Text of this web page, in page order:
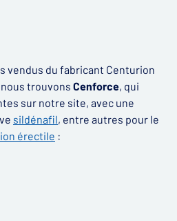
vendus du fabricant Centurion
trouvons Cenforce, qui
sur notre site, avec une
sildénafil, entre autres pour le
érectile :